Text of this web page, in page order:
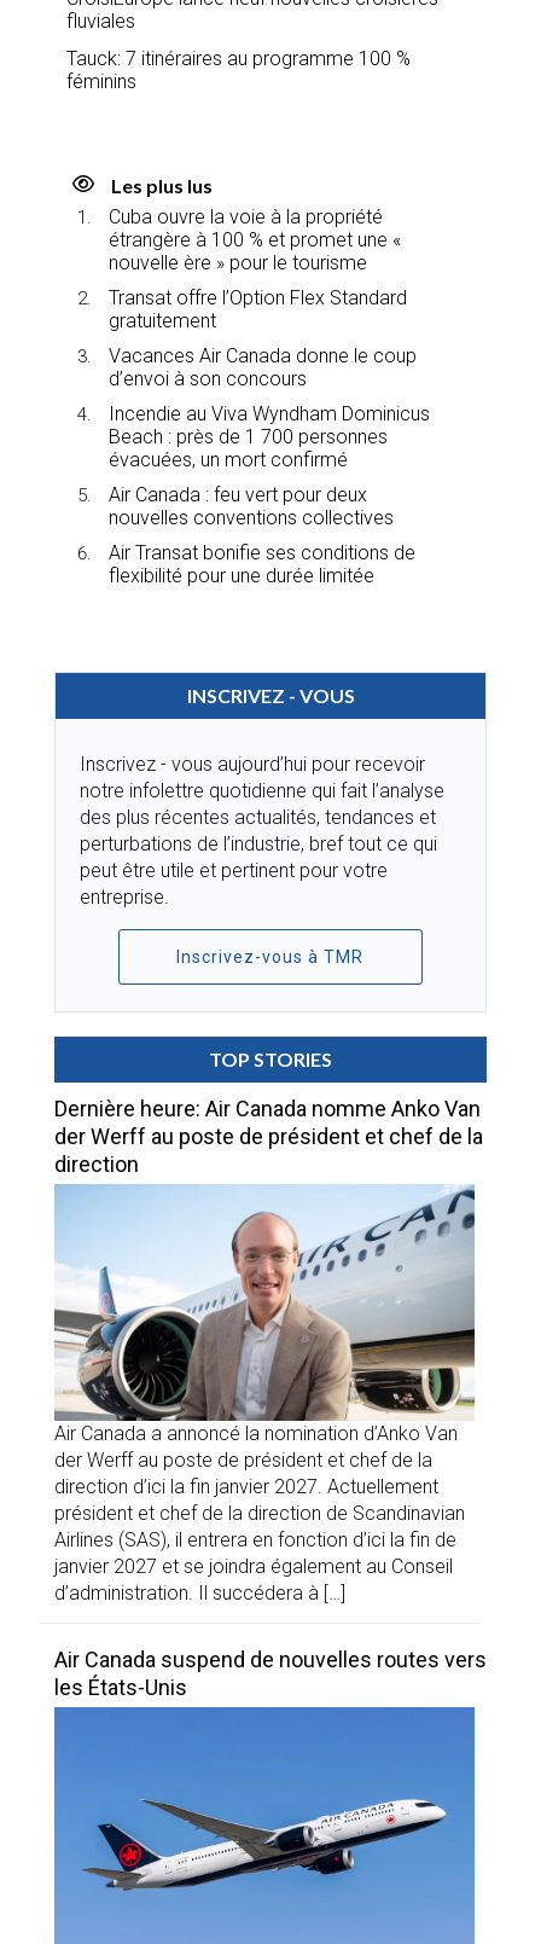
fluviales
Tauck: 7 itinéraires au programme 100 %
féminins
Les plus lus
Cuba ouvre la voie à la propriété
étrangère à 100 % et promet une «
nouvelle ère » pour le tourisme
Transat offre l’Option Flex Standard
gratuitement
Vacances Air Canada donne le coup
d’envoi à son concours
Incendie au Viva Wyndham Dominicus
Beach : près de 1 700 personnes
évacuées, un mort confirmé
Air Canada : feu vert pour deux
nouvelles conventions collectives
Air Transat bonifie ses conditions de
flexibilité pour une durée limitée
INSCRIVEZ - VOUS
Inscrivez - vous aujourd’hui pour recevoir
notre infolettre quotidienne qui fait l’analyse
des plus récentes actualités, tendances et
perturbations de l’industrie, bref tout ce qui
peut être utile et pertinent pour votre
entreprise.
Inscrivez-vous à TMR
TOP STORIES
Dernière heure: Air Canada nomme Anko Van
der Werff au poste de président et chef de la
direction
Air Canada a annoncé la nomination d’Anko Van
der Werff au poste de président et chef de la
direction d’ici la fin janvier 2027. Actuellement
président et chef de la direction de Scandinavian
Airlines (SAS), il entrera en fonction d’ici la fin de
janvier 2027 et se joindra également au Conseil
d’administration. Il succédera à […]
Air Canada suspend de nouvelles routes vers
les États-Unis